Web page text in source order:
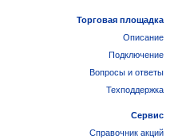
Торговая площадка
Описание
Подключение
Вопросы и ответы
Техподдержка
Сервис
Справочник акций